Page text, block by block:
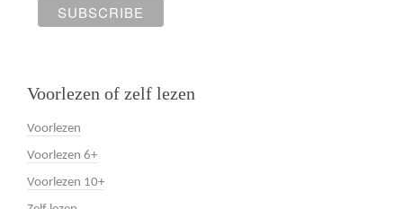
Voorlezen of zelf lezen
Voorlezen
Voorlezen 6+
Voorlezen 10+